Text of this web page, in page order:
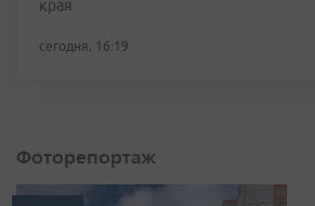
края
сегодня, 16:19
Фоторепортаж